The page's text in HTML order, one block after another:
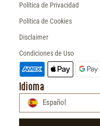
Política de Privacidad
Política de Cookies
Disclaimer
Condiciones de Uso
Idioma
Español